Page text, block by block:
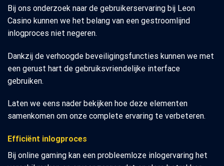
Bij ons onderzoek naar de gebruikerservaring bij Leon
Casino kunnen we het belang van een gestroomlijnd
inlogproces niet negeren.
Dankzij de verhoogde beveiligingsfuncties kunnen we met
een gerust hart de gebruiksvriendelijke interface
gebruiken.
Laten we eens nader bekijken hoe deze elementen
samenkomen om onze complete ervaring te verbeteren.
Efficiënt inlogproces
Bij online gaming kan een probleemloze inlogervaring het